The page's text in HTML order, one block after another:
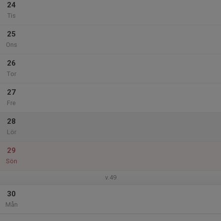
24
Tis
25
Ons
26
Tor
27
Fre
28
Lör
29
Sön
v.49
30
Mån